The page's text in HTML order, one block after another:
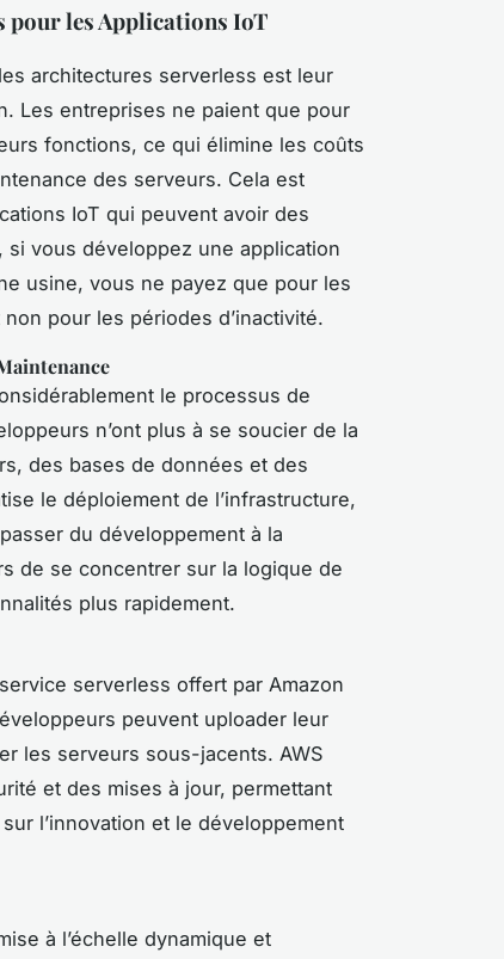
pour les Applications IoT
architectures serverless est leur
Les entreprises ne paient que pour
fonctions, ce qui élimine les coûts
des serveurs. Cela est
IoT qui peuvent avoir des
si vous développez une application
usine, vous ne payez que pour les
pour les périodes d’inactivité.
le processus de
n’ont plus à se soucier de la
des bases de données et des
le déploiement de l’infrastructure,
du développement à la
de se concentrer sur la logique de
plus rapidement.
serverless offert par Amazon
peuvent uploader leur
les serveurs sous-jacents. AWS
et des mises à jour, permettant
l’innovation et le développement
à l’échelle dynamique et